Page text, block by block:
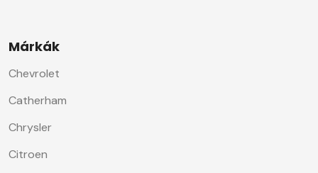
Márkák
Chevrolet
Catherham
Chrysler
Citroen